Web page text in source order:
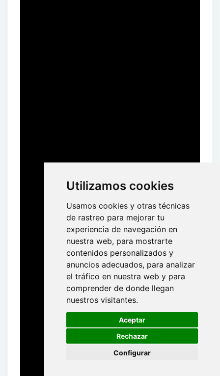
Utilizamos cookies
Usamos cookies y otras técnicas
de rastreo para mejorar tu
experiencia de navegación en
nuestra web, para mostrarte
contenidos personalizados y
anuncios adecuados, para analizar
el tráfico en nuestra web y para
comprender de donde llegan
nuestros visitantes.
Aceptar
Rechazar
Configurar
🍪